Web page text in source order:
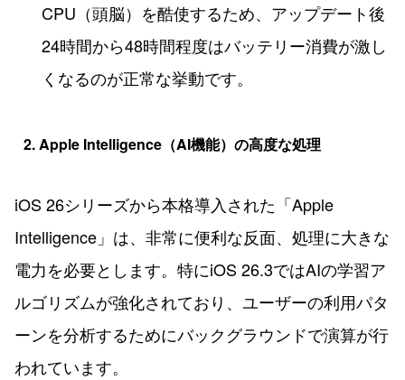
CPU（頭脳）を酷使するため、アップデート後
24時間から48時間程度はバッテリー消費が激し
くなるのが正常な挙動です。
2. Apple Intelligence（AI機能）の高度な処理
iOS 26シリーズから本格導入された「Apple
Intelligence」は、非常に便利な反面、処理に大きな
電力を必要とします。特にiOS 26.3ではAIの学習ア
ルゴリズムが強化されており、ユーザーの利用パタ
ーンを分析するためにバックグラウンドで演算が行
われています。